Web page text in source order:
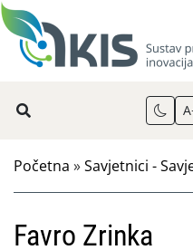
Početna »Savjetnici -
Favro Zrinka